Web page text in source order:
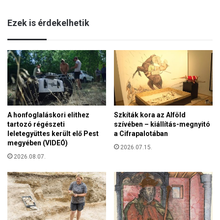
r
k
á
b
t
l
m
o
s
,
a
c
s
e
n
d
s
h
ő
s
Ezek is érdekelhetik
A honfoglaláskori elithez
tartozó régészeti
leletegyüttes került elő Pest
megyében (VIDEÓ)
2026.08.07.
Szkíták kora az Alföld
szívében – kiállítás-megnyitó
a Cifrapalotában
2026.07.15.